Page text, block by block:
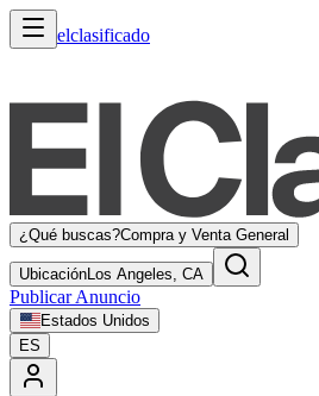
elclasificado
¿Qué buscas?Compra y Venta General
UbicaciónLos Angeles, CA
Publicar Anuncio
Estados Unidos
ES